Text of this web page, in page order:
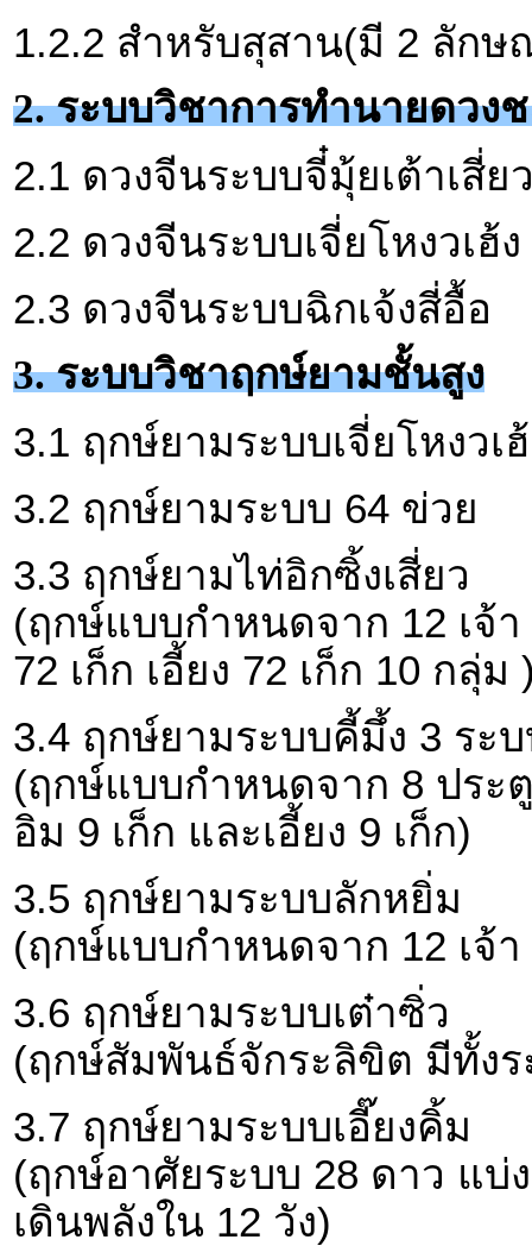
1.2.2 สำหรับสุสาน(มี 2 ลักษ
2. ระบบวิชาการทำนายดวง
2.1 ดวงจีนระบบจี๋มุ้ยเต้าเสี่ย
2.2 ดวงจีนระบบเจี่ยโหงวเฮ้ง
2.3 ดวงจีนระบบฉิกเจ้งสี่อื้อ
3. ระบบวิชาฤกษ์ยามชั้นสูง
3.1 ฤกษ์ยามระบบเจี่ยโหงวเ
3.2 ฤกษ์ยามระบบ 64 ข่วย
3.3 ฤกษ์ยามไท่อิกซิ้งเสี่ยว
(ฤกษ์แบบกำหนดจาก 12 เจ้
72 เก็ก เอี้ยง 72 เก็ก 10 กลุ่ม
3.4 ฤกษ์ยามระบบคี้มึ้ง 3 ระบ
(ฤกษ์แบบกำหนดจาก 8 ประ
อิม 9 เก็ก และเอี้ยง 9 เก็ก)
3.5 ฤกษ์ยามระบบลักหยิ่ม
(ฤกษ์แบบกำหนดจาก 12 เจ้า
3.6 ฤกษ์ยามระบบเต๋าซิ่ว
(ฤกษ์สัมพันธ์จักระลิขิต มีทั้ง
3.7 ฤกษ์ยามระบบเอี๊ยงคิ้ม
(ฤกษ์อาศัยระบบ 28 ดาว แบ่
เดินพลังใน 12 วัง)